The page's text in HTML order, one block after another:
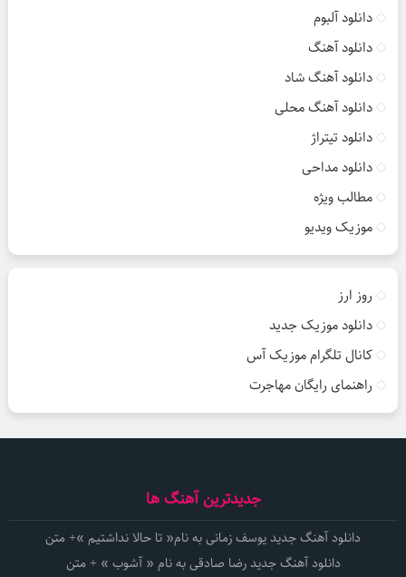
دانلود آلبوم
دانلود آهنگ
دانلود آهنگ شاد
دانلود آهنگ محلی
دانلود تیتراژ
دانلود مداحی
مطالب ویژه
موزیک ویدیو
روز ارز
دانلود موزیک جدید
کانال تلگرام موزیک آس
راهنمای رایگان مهاجرت
جدیدترین آهنگ ها
دانلود آهنگ جدید یوسف زمانی به نام« تا حالا نداشتیم »+ متن
دانلود آهنگ جدید رضا صادقی به نام « آشوب » + متن